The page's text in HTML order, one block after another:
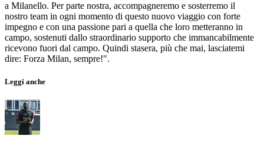
a Milanello. Per parte nostra, accompagneremo e sosterremo il
nostro team in ogni momento di questo nuovo viaggio con forte
impegno e con una passione pari a quella che loro metteranno in
campo, sostenuti dallo straordinario supporto che immancabilmente
ricevono fuori dal campo. Quindi stasera, più che mai, lasciatemi
dire: Forza Milan, sempre!".
Leggi anche